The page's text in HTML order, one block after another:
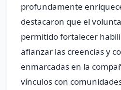
profundamente
destacaron que el
permitido fortalecer
afianzar las creencias y
enmarcadas en la
vínculos con